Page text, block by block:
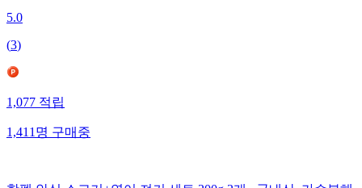
5.0
(3)
1,077 적립
1,411 명 구매중